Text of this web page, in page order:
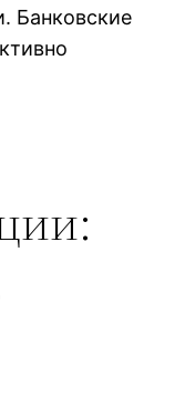
Банковские